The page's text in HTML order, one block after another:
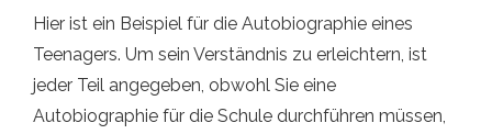
Hier ist ein Beispiel für die Autobiographie eines
Teenagers. Um sein Verständnis zu erleichtern, ist
jeder Teil angegeben, obwohl Sie eine
Autobiographie für die Schule durchführen müssen,